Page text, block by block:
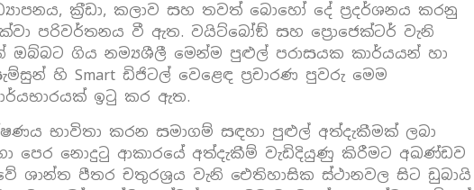
ක‍්‍රීඩා, කලාව සහ තවත් බොහෝ දේ ප‍්‍රදර්ශනය කරනු
පරිවර්තනය වී ඇත. වයිට්බෝඞ් සහ ප්‍රොජෙක්ටර් වැනි
ඔබ්බට ගිය නම්‍යශීලී මෙන්ම පුළුල් පරාසයක කාර්යයන් හා
හි Smart ඩිජිටල් වෙළෙඳ ප‍්‍රචාරණ පුවරු මෙම
ඉටු කර ඇත.
භාවිතා කරන සමාගම් සඳහා පුළුල් අත්දැකීමක් ලබා
පෙර නොදුටු ආකාරයේ අත්දැකීම් වැඩිදියුණු කිරීමට අඛණ්ඩව
ශාන්ත පීතර චතුරශ‍්‍රය වැනි ඓතිහාසික ස්ථානවල සිට ඩුබායි